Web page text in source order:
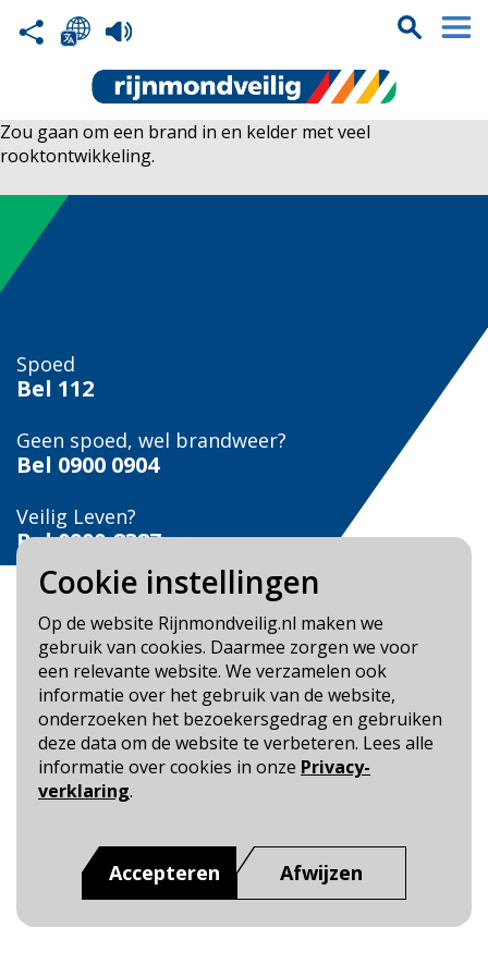
Cookie instellingen
Op de website Rijnmondveilig.nl maken we
gebruik van cookies. Daarmee zorgen we voor
een relevante website. We verzamelen ook
informatie over het gebruik van de website,
onderzoeken het bezoekersgedrag en gebruiken
deze data om de website te verbeteren. Lees alle
informatie over cookies in onze Privacy-
verklaring.
Accepteren Afwijzen
Zou gaan om een brand in en kelder met veel
rooktontwikkeling.
Spoed
Bel 112
Geen spoed, wel brandweer?
Bel 0900 0904
Veilig Leven?
Bel 0900-8387
Blijf op de hoogte
Cookie- en Privacybeleid
Toegankelijkheid